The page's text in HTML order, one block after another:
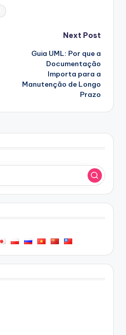
Next Post
Guia UML: Por que a
Documentação
Importa para a
Manutenção de Longo
Prazo